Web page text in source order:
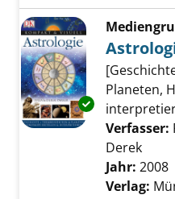
Exemplar-
Planeten,
Verfasser:
Derek
Jahr: 2008
Verlag: